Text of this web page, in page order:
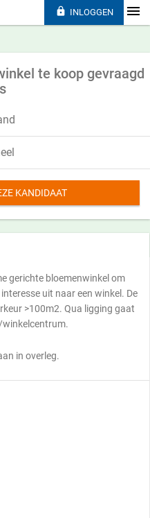
te koop gevraagd
KANDIDAAT
gerichte bloemenwinkel om
uit naar een winkel. De
>100m2. Qua ligging gaat
winkelcentrum.
in overleg.
 INLOGGEN